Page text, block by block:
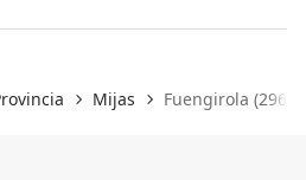
Mijas Fuengirola